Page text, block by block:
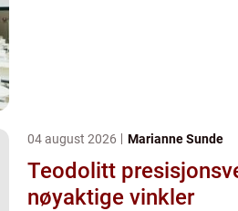
04 august 2026 Marianne Sunde
Teodolitt presisjonsverktøyet for
nøyaktige vinkler